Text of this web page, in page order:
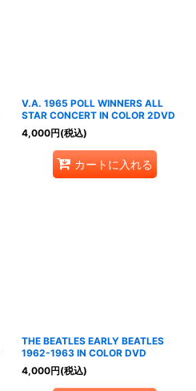
V.A. 1965 POLL WINNERS ALL
STAR CONCERT IN COLOR 2DVD
4,000円(税込)
カートに入れる
THE BEATLES EARLY BEATLES
1962-1963 IN COLOR DVD
4,000円(税込)